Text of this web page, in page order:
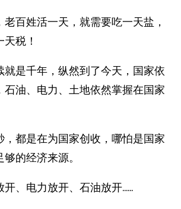
百姓活一天，就需要吃一天盐，
税！
就是千年，纵然到了今天，国家依
石油、电力、土地依然掌握在国家
，都是在为国家创收，哪怕是国家
的经济来源。
开、电力放开、石油放开……